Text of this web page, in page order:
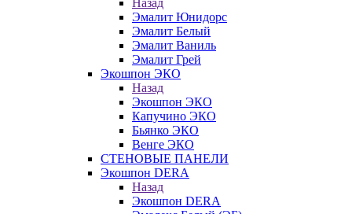
Назад
Эмалит Юнидорс
Эмалит Белый
Эмалит Ваниль
Эмалит Грей
Экошпон ЭКО
Назад
Экошпон ЭКО
Капучино ЭКО
Бьянко ЭКО
Венге ЭКО
СТЕНОВЫЕ ПАНЕЛИ
Экошпон DERA
Назад
Экошпон DERA